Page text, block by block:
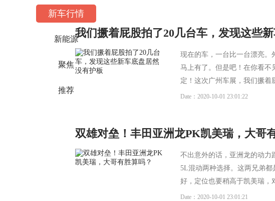
新车行情
新能源
聚焦
推荐
我们撅着屁股拍了20几台车，发现这些
现在的车，一台比一台漂亮。
马上有了。但是吧！在你看不
定！这次广州车展，我们撅着
Date：2020-10-01 23:01:22
双雄对垒！丰田亚洲龙PK凯美瑞，大哥
不出意外的话，亚洲龙的动力
5L混动两种选择。这两兄弟
好，定位也要稍高于凯美瑞，
Date：2020-10-01 23:01:21